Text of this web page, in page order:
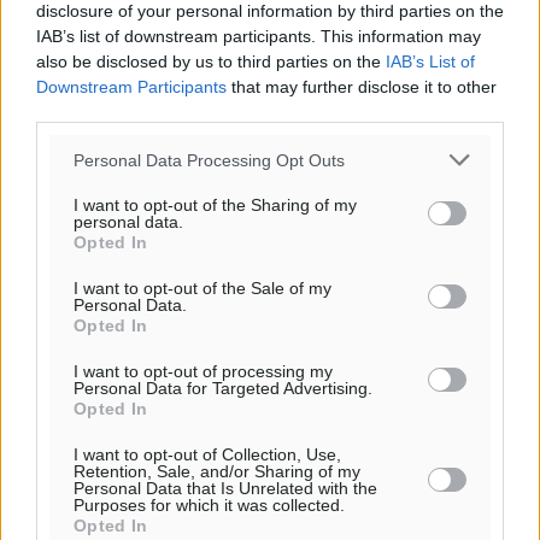
disclosure of your personal information by third parties on the
IAB’s list of downstream participants. This information may
also be disclosed by us to third parties on the IAB’s List of
Downstream Participants that may further disclose it to other
Personal Data Processing Opt Outs
I want to opt-out of the Sharing of my
personal data.
Opted In
I want to opt-out of the Sale of my
Personal Data.
Opted In
I want to opt-out of processing my
Personal Data for Targeted Advertising.
Opted In
I want to opt-out of Collection, Use,
Retention, Sale, and/or Sharing of my
Personal Data that Is Unrelated with the
Purposes for which it was collected.
Opted In
Υπενθύμιση:
ιστοσελίδες είναι απαραίτητη η χρήση του παρακάτω
παρεχόμενου συνδέσμου παραπομπής προς το άρθρο
o καιρός τώρα: